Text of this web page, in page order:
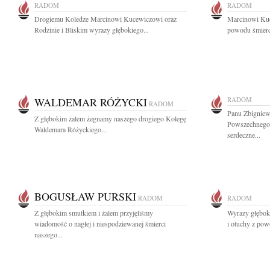
RADOM
Drogiemu Koledze Marcinowi Kucewiczowi oraz
Rodzinie i Bliskim wyrazy głębokiego...
RADOM
Marcinowi
powodu
WALDEMAR RÓŻYCKI RADOM
Z głębokim żalem żegnamy naszego drogiego Kolegę
Waldemara Różyckiego...
RADOM
Panu
serdeczne...
BOGUSŁAW PURSKI RADOM
Z głębokim smutkiem i żalem przyjęliśmy
wiadomość o nagłej i niespodziewanej śmierci
naszego...
RADOM
Wyrazy
i otuchy z